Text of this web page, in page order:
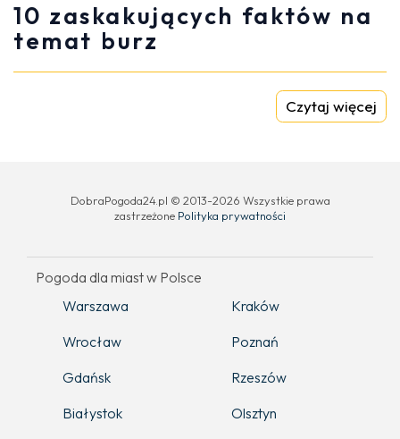
10 zaskakujących faktów na
temat burz
Czytaj więcej
DobraPogoda24.pl © 2013-2026 Wszystkie prawa
zastrzeżone Polityka prywatności
Pogoda dla miast w Polsce
Warszawa
Kraków
Wrocław
Poznań
Gdańsk
Rzeszów
Białystok
Olsztyn